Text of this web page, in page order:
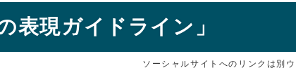
表現ガイドライン」
ソーシャルサイトへのリンクは別